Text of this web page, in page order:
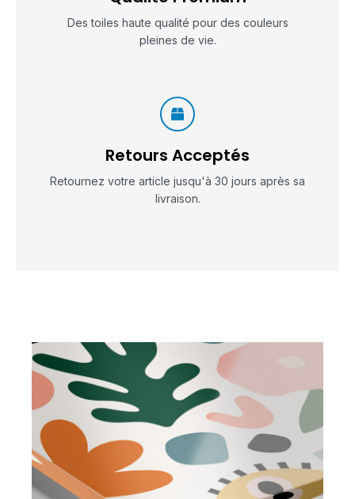
Des toiles haute qualité pour des couleurs
pleines de vie.
Retours Acceptés
Retournez votre article jusqu'à 30 jours après sa
livraison.